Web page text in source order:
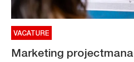
VACATURE
Marketing